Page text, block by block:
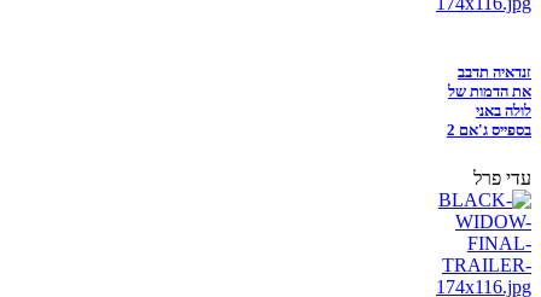
זנדאיה תדבב
את הדמות של
לולה באני
בספייס ג'אם 2
עדי פרל